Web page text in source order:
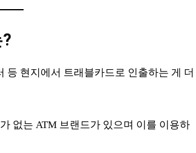
등 현지에서 트래블카드로 인출하는 게 더
없는 ATM 브랜드가 있으며 이를 이용하